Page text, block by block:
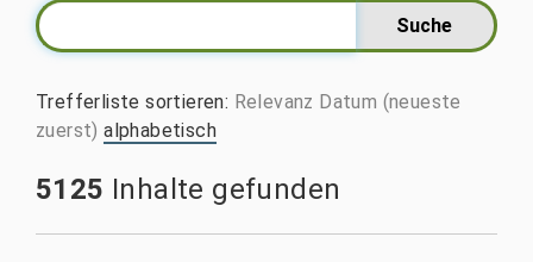
Trefferliste sortieren: Relevanz Datum (neueste
zuerst) alphabetisch
5125 Inhalte gefunden